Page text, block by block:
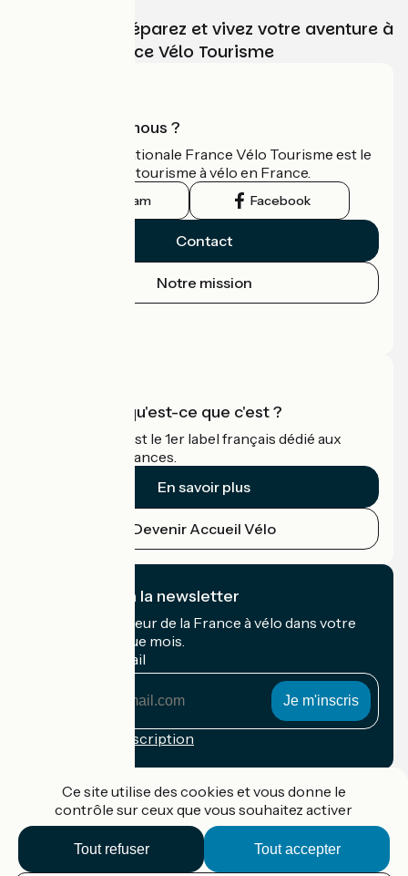
Choisissez, préparez et vivez votre aventure à
vélo avec France Vélo Tourisme
Qui sommes-nous ?
L'association nationale France Vélo Tourisme est le
guide officiel du tourisme à vélo en France.
Instagram Facebook
Contact
Notre mission
Accueil Vélo qu'est-ce que c'est ?
Accueil Vélo c'est le 1er label français dédié aux
cyclistes en vacances.
En savoir plus
Devenir Accueil Vélo
Je m'abonne à la newsletter
Recevez le meilleur de la France à vélo dans votre
boîte mail chaque mois.
Mon adresse mail
Conditions d'inscription
Accueil Vélo Pro
Ce site utilise des cookies et vous donne le
contrôle sur ceux que vous souhaitez activer
Tout accepter
Tout refuser